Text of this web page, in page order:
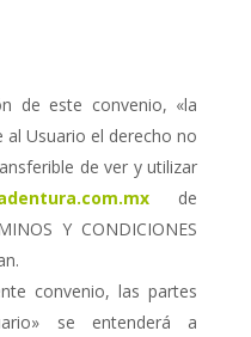
de este convenio, «la
al Usuario el derecho no
de ver y utilizar
de
Y CONDICIONES
convenio, las partes
se entenderá a